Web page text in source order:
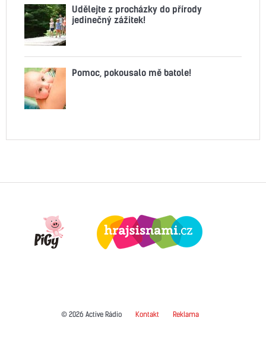
Udělejte z procházky do přírody
jedinečný zážitek!
Pomoc, pokousalo mě batole!
© 2026 Active Rádio Kontakt Reklama